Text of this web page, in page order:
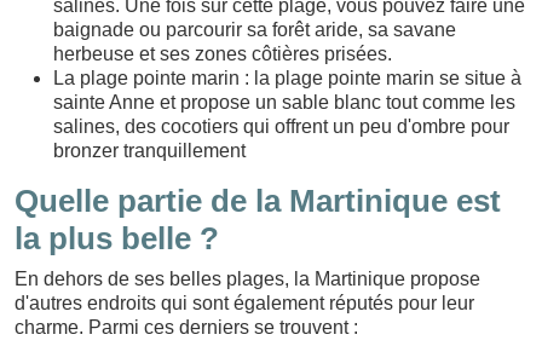
salines. Une fois sur cette plage, vous pouvez faire une
baignade ou parcourir sa forêt aride, sa savane
herbeuse et ses zones côtières prisées.
La plage pointe marin : la plage pointe marin se situe à
sainte Anne et propose un sable blanc tout comme les
salines, des cocotiers qui offrent un peu d'ombre pour
bronzer tranquillement
Quelle partie de la Martinique est
la plus belle ?
En dehors de ses belles plages, la Martinique propose
d'autres endroits qui sont également réputés pour leur
charme. Parmi ces derniers se trouvent :